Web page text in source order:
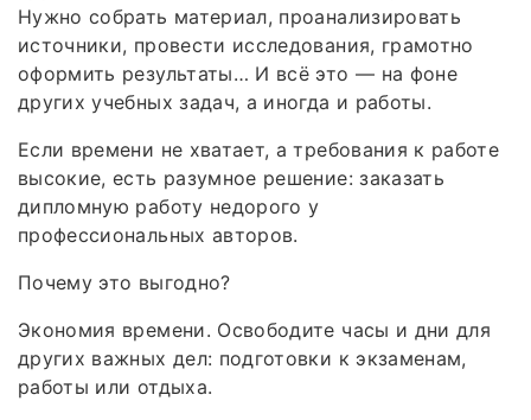
Нужно собрать материал, проанализировать
источники, провести исследования, грамотно
оформить результаты… И всё это — на фоне
других учебных задач, а иногда и работы.
Если времени не хватает, а требования к работе
высокие, есть разумное решение: заказать
дипломную работу недорого у
профессиональных авторов.
Почему это выгодно?
Экономия времени. Освободите часы и дни для
других важных дел: подготовки к экзаменам,
работы или отдыха.